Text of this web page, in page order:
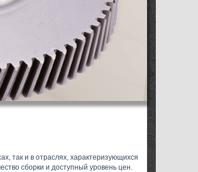
так и в отраслях, характеризующихся
сборки и доступный уровень цен.